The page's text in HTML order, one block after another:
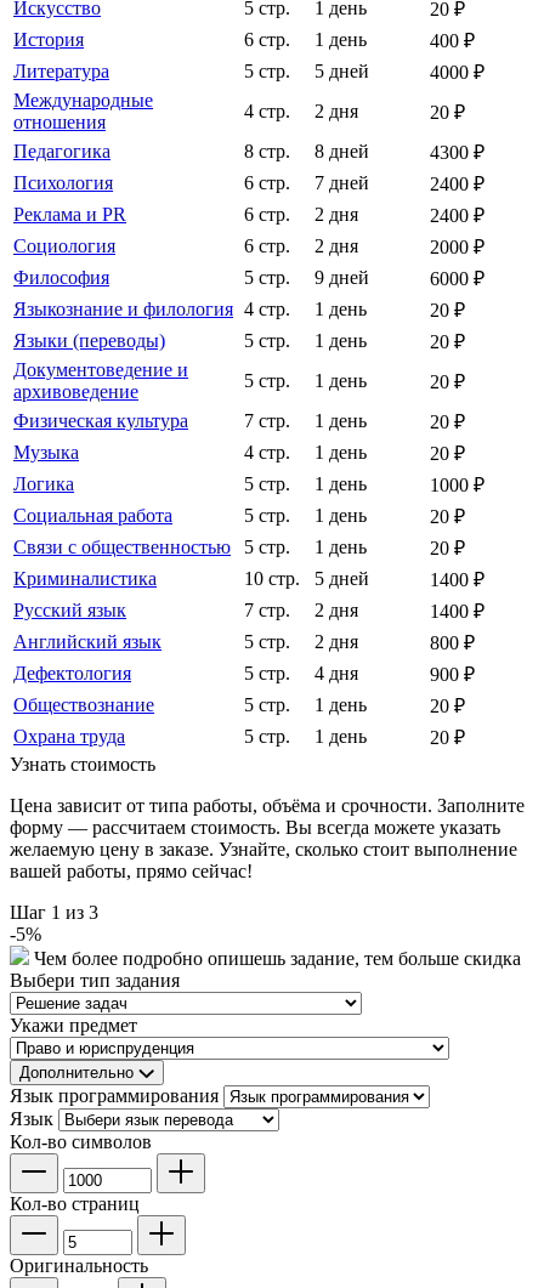
Искусство 5 стр. 1 день
20 ₽
История
6 стр. 1 день
400 ₽
Литература
5 стр. 5 дней
4000 ₽
Международные
отношения
4 стр. 2 дня
20 ₽
Педагогика
8 стр. 8 дней
4300 ₽
Психология
6 стр. 7 дней
2400 ₽
Реклама и PR
6 стр. 2 дня
2400 ₽
Социология
6 стр. 2 дня
2000 ₽
Философия
5 стр. 9 дней
6000 ₽
Языкознание и филология 4 стр. 1 день
20 ₽
Языки (переводы)
5 стр. 1 день
20 ₽
Документоведение и
архивоведение
5 стр. 1 день
20 ₽
Физическая культура
7 стр. 1 день
20 ₽
Музыка
4 стр. 1 день
20 ₽
Логика
5 стр. 1 день
1000 ₽
Социальная работа
5 стр. 1 день
20 ₽
Связи с общественностью
5 стр. 1 день
20 ₽
Криминалистика
10 стр. 5 дней
1400 ₽
Русский язык
7 стр. 2 дня
1400 ₽
Английский язык
5 стр. 2 дня
800 ₽
Дефектология
5 стр. 4 дня
900 ₽
Обществознание
5 стр. 1 день
20 ₽
Охрана труда
5 стр. 1 день
20 ₽
Узнать стоимость
Цена зависит от типа работы, объёма и срочности. Заполните
форму — рассчитаем стоимость. Вы всегда можете указать
желаемую цену в заказе. Узнайте, сколько стоит выполнение
вашей работы, прямо сейчас!
Шаг 1 из 3
-5%
Чем более подробно опишешь задание, тем больше скидка
Выбери тип задания
Укажи предмет
Дополнительно
Язык программирования
Язык
Кол-во символов
Кол-во страниц
Оригинальность